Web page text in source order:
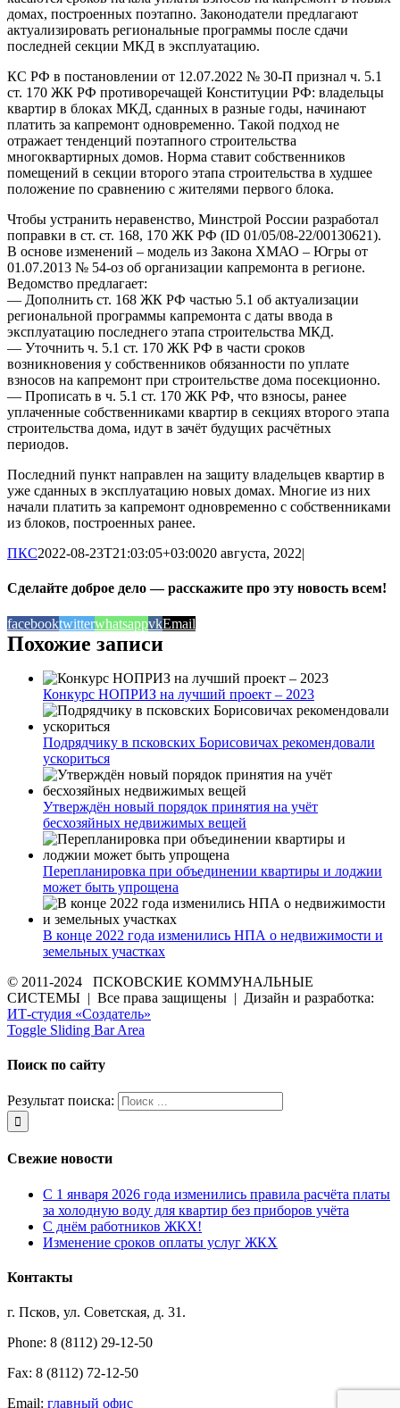
домах, построенных поэтапно. Законодатели предлагают
актуализировать региональные программы после сдачи
последней секции МКД в эксплуатацию.
КС РФ в постановлении от 12.07.2022 № 30-П признал ч. 5.1
ст. 170 ЖК РФ противоречащей Конституции РФ: владельцы
квартир в блоках МКД, сданных в разные годы, начинают
платить за капремонт одновременно. Такой подход не
отражает тенденций поэтапного строительства
многоквартирных домов. Норма ставит собственников
помещений в секции второго этапа строительства в худшее
положение по сравнению с жителями первого блока.
Чтобы устранить неравенство, Минстрой России разработал
поправки в ст. ст. 168, 170 ЖК РФ (ID 01/05/08-22/00130621).
В основе изменений – модель из Закона ХМАО – Югры от
01.07.2013 № 54-оз об организации капремонта в регионе.
Ведомство предлагает:
— Дополнить ст. 168 ЖК РФ частью 5.1 об актуализации
региональной программы капремонта с даты ввода в
эксплуатацию последнего этапа строительства МКД.
— Уточнить ч. 5.1 ст. 170 ЖК РФ в части сроков
возникновения у собственников обязанности по уплате
взносов на капремонт при строительстве дома посекционно.
— Прописать в ч. 5.1 ст. 170 ЖК РФ, что взносы, ранее
уплаченные собственниками квартир в секциях второго этапа
строительства дома, идут в зачёт будущих расчётных
периодов.
Последний пункт направлен на защиту владельцев квартир в
уже сданных в эксплуатацию новых домах. Многие из них
начали платить за капремонт одновременно с собственниками
из блоков, построенных ранее.
ПКС2022-08-23T21:03:05+03:0020 августа, 2022|
Сделайте доброе дело — расскажите про эту новость всем!
facebooktwitterwhatsappvkEmail
Похожие записи
Конкурс НОПРИЗ на лучший проект – 2023
Подрядчику в псковских Борисовичах рекомендовали
ускориться
Утверждён новый порядок принятия на учёт
бесхозяйных недвижимых вещей
Перепланировка при объединении квартиры и лоджии
может быть упрощена
В конце 2022 года изменились НПА о недвижимости и
земельных участках
© 2011-2024 ПСКОВСКИЕ КОММУНАЛЬНЫЕ
СИСТЕМЫ | Все права защищены | Дизайн и разработка:
ИТ-студия «Создатель»
Toggle Sliding Bar Area
Поиск по сайту
Результат поиска:
Свежие новости
С 1 января 2026 года изменились правила расчёта платы
за холодную воду для квартир без приборов учёта
С днём работников ЖКХ!
Изменение сроков оплаты услуг ЖКХ
Контакты
г. Псков, ул. Советская, д. 31.
Phone: 8 (8112) 29-12-50
Fax: 8 (8112) 72-12-50
Email: главный офис